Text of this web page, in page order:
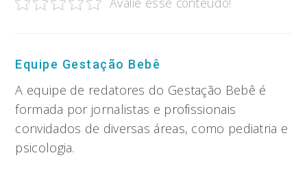
Equipe Gestação Bebê
A equipe de redatores do Gestação Bebê é
formada por jornalistas e profissionais
convidados de diversas áreas, como pediatria e
psicologia.